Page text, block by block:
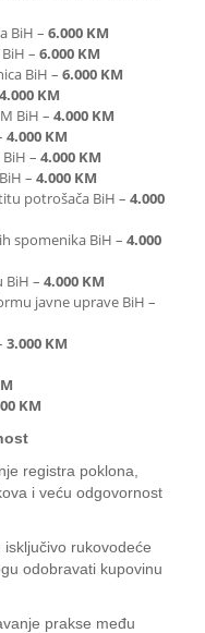
BiH – 6.000 KM
– 6.000 KM
BiH – 6.000 KM
4.000 KM
BiH – 4.000 KM
4.000 KM
– 4.000 KM
– 4.000 KM
potrošača BiH – 4.000
spomenika BiH – 4.000
BiH – 4.000 KM
javne uprave BiH –
3.000 KM
KM
registra poklona,
i veću odgovornost
rukovodeće
odobravati kupovinu
prakse među